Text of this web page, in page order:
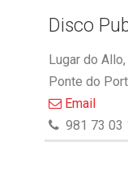
Disco
Lugar do
Ponte do
Email
981 73 03